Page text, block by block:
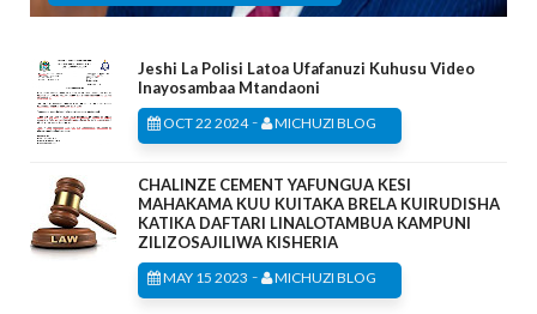
Jeshi La Polisi Latoa Ufafanuzi Kuhusu Video
Inayosambaa Mtandaoni
OCT 22 2024- MICHUZI BLOG
CHALINZE CEMENT YAFUNGUA KESI
MAHAKAMA KUU KUITAKA BRELA KUIRUDISHA
KATIKA DAFTARI LINALOTAMBUA KAMPUNI
ZILIZOSAJILIWA KISHERIA
MAY 15 2023 - MICHUZI BLOG